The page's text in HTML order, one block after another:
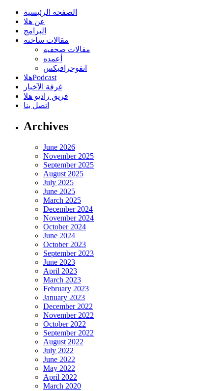
الصفحه الرئيسية
عن هلا
البرامج
مقالات ساخنه
مقالات صحفيه
أعمده
انفوجرافيكس
هلاPodcast
غرفة الآخبار
فريق راديو هلا
اتصل بنا
Archives
June 2026
November 2025
September 2025
August 2025
July 2025
June 2025
March 2025
December 2024
November 2024
October 2024
June 2024
October 2023
September 2023
June 2023
April 2023
March 2023
February 2023
January 2023
December 2022
November 2022
October 2022
September 2022
August 2022
July 2022
June 2022
May 2022
April 2022
March 2020